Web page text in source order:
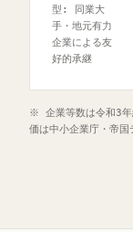
型: 同業大
手・地元有力
企業による友
好的承継
※ 企業等数は令和3年
価は中小企業庁・帝国